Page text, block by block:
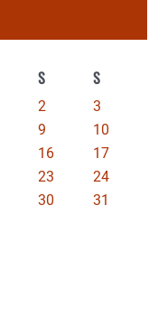
S S
2
3
9
10
16
17
23
24
30
31